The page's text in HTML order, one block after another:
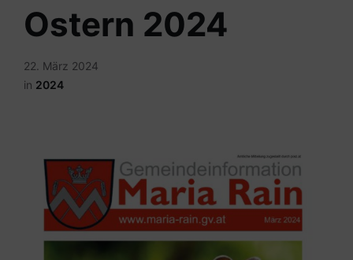
Ostern 2024
22. März 2024
in 2024